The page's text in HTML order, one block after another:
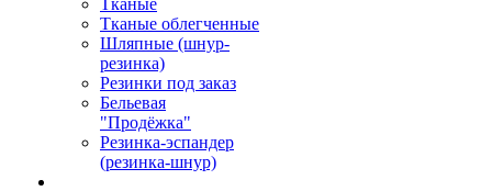
Тканые
Тканые облегченные
Шляпные (шнур-
резинка)
Резинки под заказ
Бельевая
"Продёжка"
Резинка-эспандер
(резинка-шнур)